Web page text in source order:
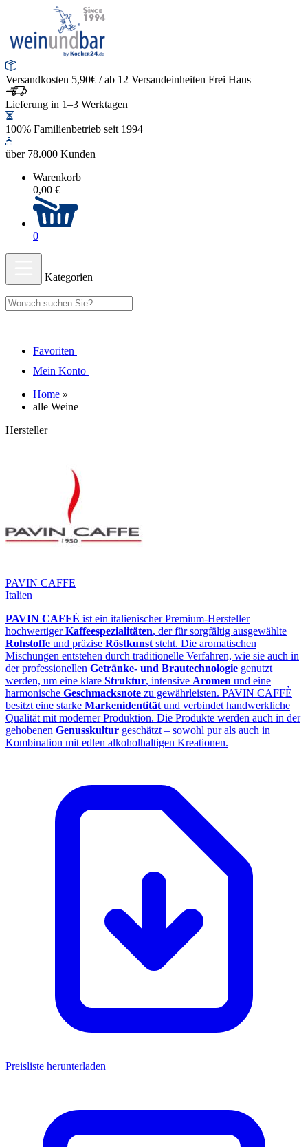
Versandkosten 5,90€ / ab 12 Versandeinheiten Frei Haus
Lieferung in 1–3 Werktagen
100% Familienbetrieb seit 1994
über 78.000 Kunden
Warenkorb
0,00 €
0
Kategorien
Favoriten
Mein Konto
Home »
alle Weine
Hersteller
PAVIN CAFFE
Italien
PAVIN CAFFÈ ist ein italienischer Premium‑Hersteller
hochwertigerKaffeespezialitäten, der für sorgfältig ausgewählte
Rohstoffe und präzise Röstkunst steht. Die aromatischen
Mischungen entstehen durch traditionelle Verfahren, wie sie auch in
der professionellen Getränke‑ und Brautechnologie genutzt
werden, um eine klare Struktur, intensive Aromen und eine
harmonische Geschmacksnote zu gewährleisten. PAVIN CAFFÈ
besitzt eine starke Markenidentität und verbindet handwerkliche
Qualität mit moderner Produktion. Die Produkte werden auch in der
gehobenen Genusskultur geschätzt – sowohl pur als auch in
Kombination mit edlen alkoholhaltigen Kreationen.
Preisliste herunterladen